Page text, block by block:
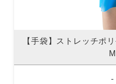
【手袋】ストレッチポ
M
-